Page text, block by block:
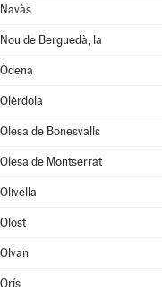
Navàs
Nou de Berguedà, la
Òdena
Olèrdola
Olesa de Bonesvalls
Olesa de Montserrat
Olivella
Olost
Olvan
Orís